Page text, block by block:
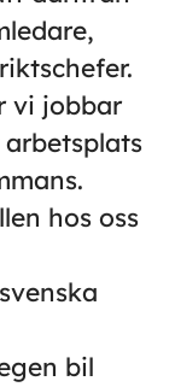
vi jobbar
hos oss
bil